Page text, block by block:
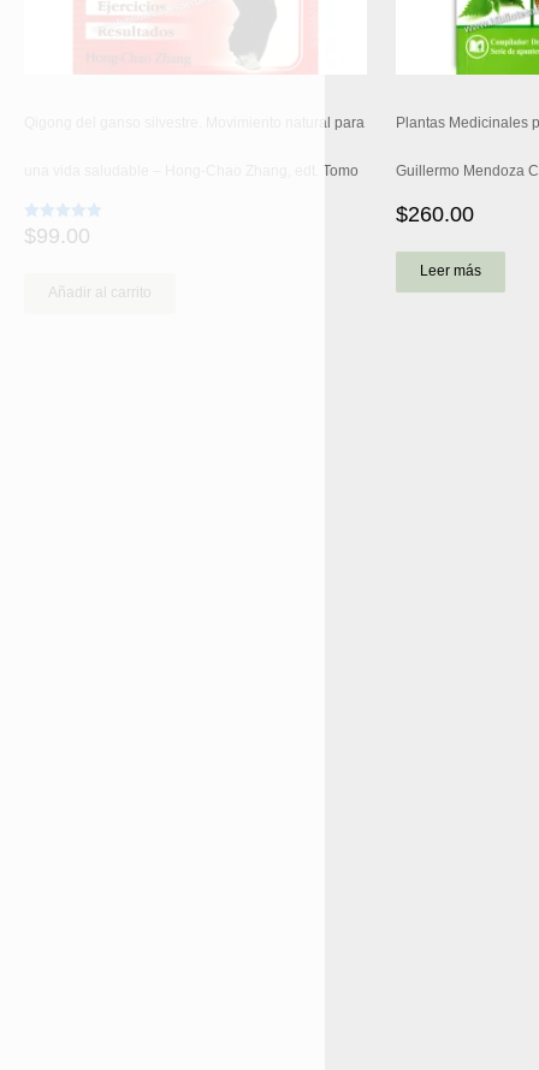
Qigong del ganso silvestre. Movimiento natural para
una vida saludable – Hong-Chao Zhang, edt. Tomo
Valorado
con
$99.00
Añadir al carrito
Plantas Medicinales
Guillermo Mendoza
$260.00
Leer más